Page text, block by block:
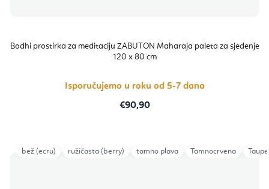
Bodhi prostirka za meditaciju ZABUTON Maharaja paleta za sjedenje
120 x 80 cm
Isporučujemo u roku od 5-7 dana
€90,90
bež (ecru) ružičasta (berry) tamno plava Tamnocrvena Taupe